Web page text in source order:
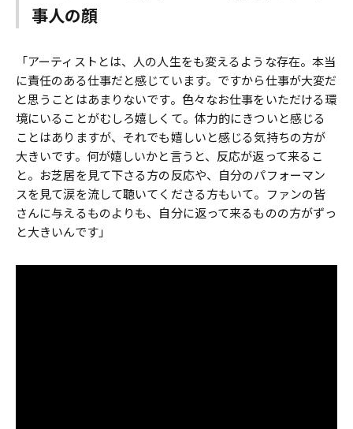
事人の顔
「アーティストとは、人の人生をも変えるような存在。本当
に責任のある仕事だと感じています。ですから仕事が大変だ
と思うことはあまりないです。色々なお仕事をいただける環
境にいることがむしろ嬉しくて。体力的にきついと感じる
ことはありますが、それでも嬉しいと感じる気持ちの方が
大きいです。何が嬉しいかと言うと、反応が返って来るこ
と。お芝居を見て下さる方の反応や、自分のパフォーマン
スを見て涙を流して聴いてくださる方もいて。ファンの皆
さんに与えるものよりも、自分に返って来るものの方がずっ
と大きいんです」